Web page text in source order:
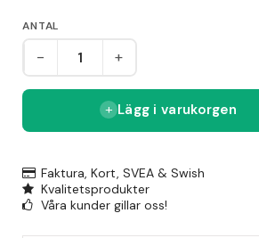
ANTAL
- +
Lägg i varukorgen
Faktura, Kort, SVEA & Swish
Kvalitetsprodukter
Våra kunder gillar oss!